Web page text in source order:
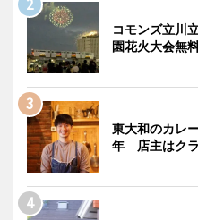
コモンズ立川
園花火大会無
東大和のカレ
年 店主はク